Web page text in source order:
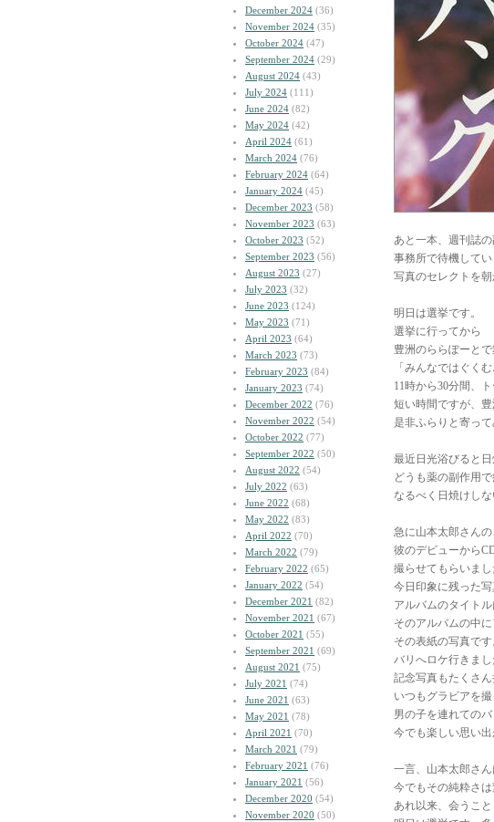
December 2024 (36)
November 2024 (35)
October 2024 (47)
September 2024 (29)
August 2024 (43)
July 2024 (111)
June 2024 (82)
May 2024 (42)
April 2024 (61)
March 2024 (76)
February 2024 (64)
January 2024 (45)
December 2023 (58)
November 2023 (63)
October 2023 (52)
September 2023 (56)
August 2023 (27)
July 2023 (32)
June 2023 (124)
May 2023 (71)
April 2023 (64)
March 2023 (73)
February 2023 (84)
January 2023 (74)
December 2022 (76)
November 2022 (54)
October 2022 (77)
September 2022 (50)
August 2022 (54)
July 2022 (63)
June 2022 (68)
May 2022 (83)
April 2022 (70)
March 2022 (79)
February 2022 (65)
January 2022 (54)
December 2021 (82)
November 2021 (67)
October 2021 (55)
September 2021 (69)
August 2021 (75)
July 2021 (74)
June 2021 (63)
May 2021 (78)
April 2021 (70)
March 2021 (79)
February 2021 (76)
January 2021 (56)
December 2020 (54)
November 2020 (50)
あと一本、週刊誌
事務所で待機してい
写真のセレクトを朝
明日は選挙です。
選挙に行ってから
豊洲のららぽーと
「みんなではぐく
11時から30分間、
短い時間ですが、
是非ふらりと寄って
最近日光浴びると日
どうも薬の副作用
なるべく日焼けし
急に山本太郎さんの
彼のデビューから
撮らせてもらいまし
今日印象に残った写
アルバムのタイトル
そのアルバムの中
その表紙の写真です
バリへロケ行きまし
記念写真もたくさん
いつもグラビアを
男の子を連れての
今でも楽しい思い出
一言、山本太郎さん
今でもその純粋さは
あれ以来、会うこ